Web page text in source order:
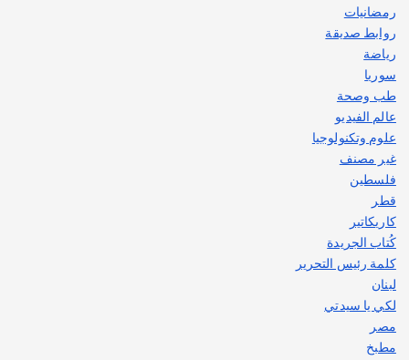
رمضانيات
روابط صديقة
رياضة
سوريا
طب وصحة
عالم الفيديو
علوم وتكنولوجيا
غير مصنف
فلسطين
قطر
كاريكاتير
كُتاب الجريدة
كلمة رئيس التحرير
لبنان
لكي يا سيدتي
مصر
مطبخ